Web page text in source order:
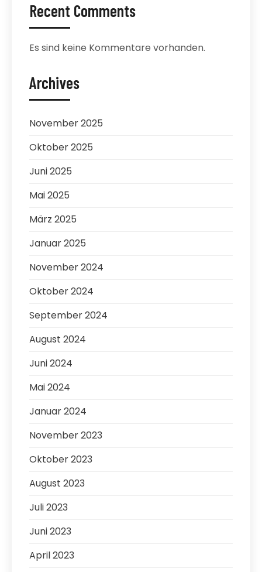
Recent Comments
Es sind keine Kommentare vorhanden.
Archives
November 2025
Oktober 2025
Juni 2025
Mai 2025
März 2025
Januar 2025
November 2024
Oktober 2024
September 2024
August 2024
Juni 2024
Mai 2024
Januar 2024
November 2023
Oktober 2023
August 2023
Juli 2023
Juni 2023
April 2023